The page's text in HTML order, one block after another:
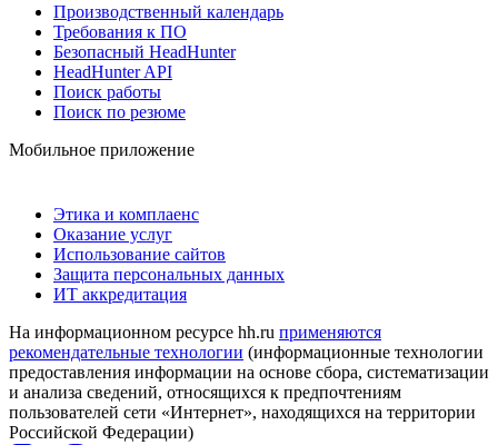
Производственный календарь
Требования к ПО
Безопасный HeadHunter
HeadHunter API
Поиск работы
Поиск по резюме
Мобильное приложение
Этика и комплаенс
Оказание услуг
Использование сайтов
Защита персональных данных
ИТ аккредитация
На информационном ресурсе hh.ru применяются
рекомендательные технологии (информационные технологии
предоставления информации на основе сбора, систематизации
и анализа сведений, относящихся к предпочтениям
пользователей сети «Интернет», находящихся на территории
Российской Федерации)